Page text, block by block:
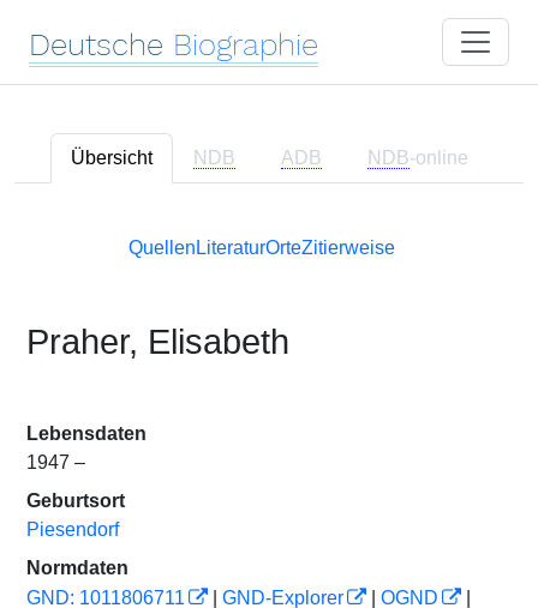
Deutsche Biographie
Übersicht NDB ADB NDB-online
Quellen LiteraturOrteZitierweise
Praher, Elisabeth
Lebensdaten
1947 –
Geburtsort
Piesendorf
Normdaten
GND: 1011806711
GND-Explorer OGND